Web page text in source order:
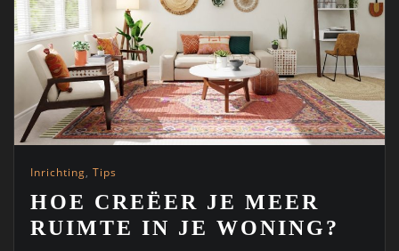
Inrichting, Tips
HOE CREËER JE MEER
RUIMTE IN JE WONING?